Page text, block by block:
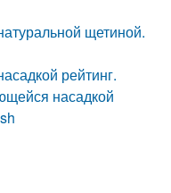
щетиной.
рейтинг.
насадкой